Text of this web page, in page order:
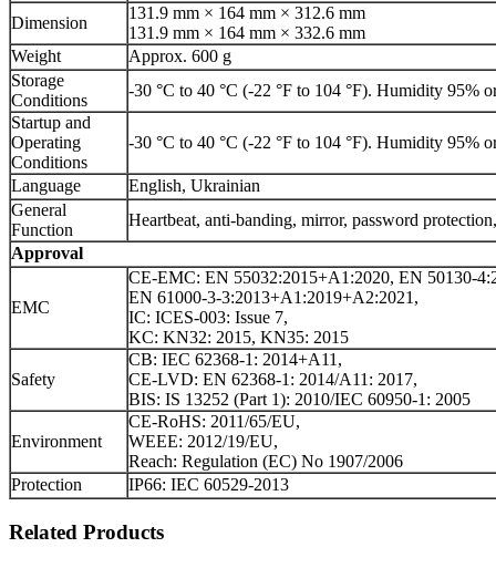
Dimension
131.9 mm × 164 mm × 312.6 mm
131.9 mm × 164 mm × 332.6 mm
Weight
Approx. 600 g
Storage
Conditions
-30 °C to 40 °C (-22 °F to 104 °F). Humidity 95%
Startup and
Operating
Conditions
-30 °C to 40 °C (-22 °F to 104 °F). Humidity 95%
Language
English, Ukrainian
General
Function
Heartbeat, anti-banding, mirror, password
Approval
EMC
CE-EMC: EN 55032:2015+A1:2020, EN 50130-
EN 61000-3-3:2013+A1:2019+A2:2021,
IC: ICES-003: Issue 7,
KC: KN32: 2015, KN35: 2015
Safety
CB: IEC 62368-1: 2014+A11,
CE-LVD: EN 62368-1: 2014/A11: 2017,
BIS: IS 13252 (Part 1): 2010/IEC 60950-1: 2005
Environment
CE-RoHS: 2011/65/EU,
WEEE: 2012/19/EU,
Reach: Regulation (EC) No 1907/2006
Protection
IP66: IEC 60529-2013
Related Products